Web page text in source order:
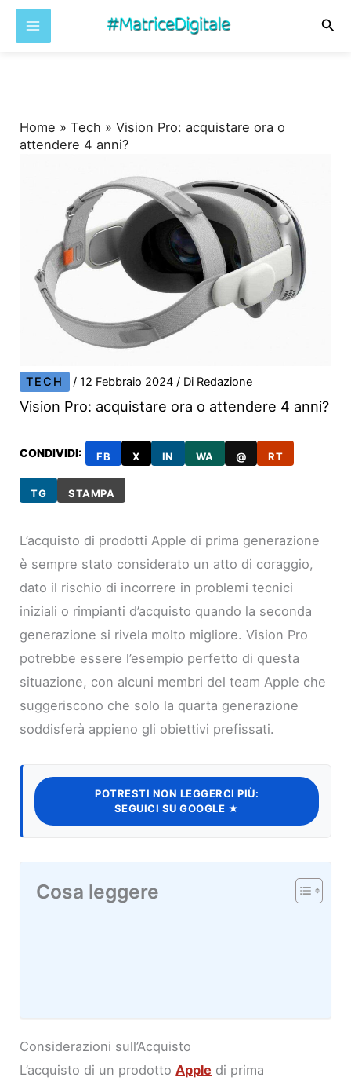
Home »Tech »Vision Pro: acquistare ora o
attendere 4 anni?
TECH /12 Febbraio 2024/ Di Redazione
Vision Pro: acquistare ora o attendere 4 anni?
CONDIVIDI: FB X IN WA @ RT
TG STAMPA
L’acquisto di prodotti Apple di prima generazione
è sempre stato considerato un atto di coraggio,
dato il rischio di incorrere in problemi tecnici
iniziali o rimpianti d’acquisto quando la seconda
generazione si rivela molto migliore. Vision Pro
potrebbe essere l’esempio perfetto di questa
situazione, con alcuni membri del team Apple che
suggeriscono che solo la quarta generazione
soddisferà appieno gli obiettivi prefissati.
POTRESTI NON LEGGERCI PIÙ:
SEGUICI SU GOOGLE ★
Cosa leggere
Considerazioni sull’Acquisto
L’acquisto di un prodottoApple di prima